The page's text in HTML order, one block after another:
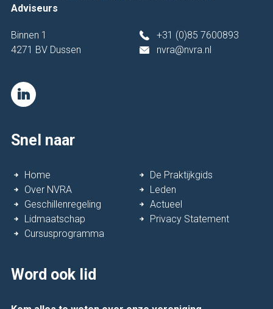
Adviseurs
Binnen 1
4271 BV Dussen
+31 (0)85 7600893
nvra@nvra.nl
Snel naar
Home
Over NVRA
Geschillenregeling
Lidmaatschap
Cursusprogramma
De Praktijkgids
Leden
Actueel
Privacy Statement
Word ook lid